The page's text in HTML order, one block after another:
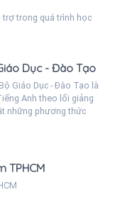
trong quá trình học
Dục - Đào Tạo
Giáo Dục - Đào Tạo là
Anh theo lối giảng
những phương thức
TPHCM